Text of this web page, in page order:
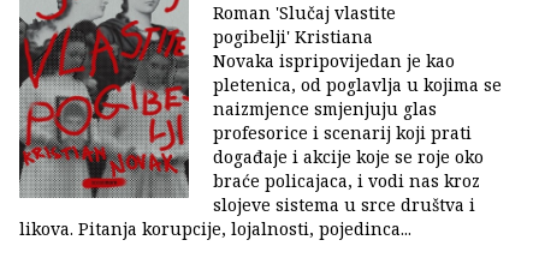
Roman 'Slučaj vlastite
pogibelji' Kristiana
Novaka ispripovijedan je kao
pletenica, od poglavlja u kojima se
naizmjence smjenjuju glas
profesorice i scenarij koji prati
događaje i akcije koje se roje oko
braće policajaca, i vodi nas kroz
slojeve sistema u srce društva i
likova. Pitanja korupcije, lojalnosti, pojedinca...